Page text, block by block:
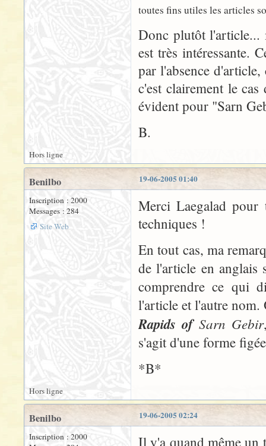
toutes fins utiles les articles
Donc plutôt l'article...
est très intéressante.
par l'absence
c'est clairement le
évident pour "Sarn
B.
Hors ligne
19-06-2005 01:40
Benilbo
Inscription : 2000
Messages : 284
Site Web
Merci Laegalad pour
techniques !
En tout cas, ma
de l'article en anglais
comprendre ce qui
l'article et l'autre
Rapids of Sarn Gebir
s'agit d'une forme
*B*
Hors ligne
19-06-2005 02:24
Benilbo
Inscription : 2000
Il y'a quand même un